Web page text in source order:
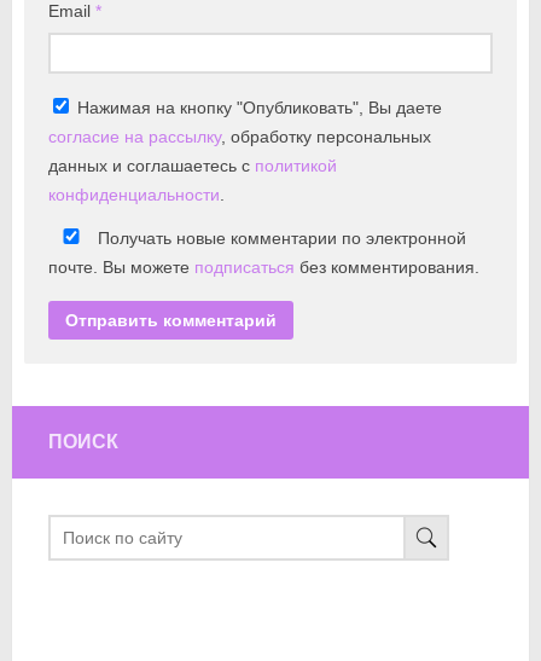
Email *
Нажимая на кнопку "Опубликовать", Вы даете
согласие на рассылку, обработку персональных
данных и соглашаетесь с политикой
конфиденциальности.
Получать новые комментарии по электронной
почте. Вы можете подписаться без комментирования.
ПОИСК